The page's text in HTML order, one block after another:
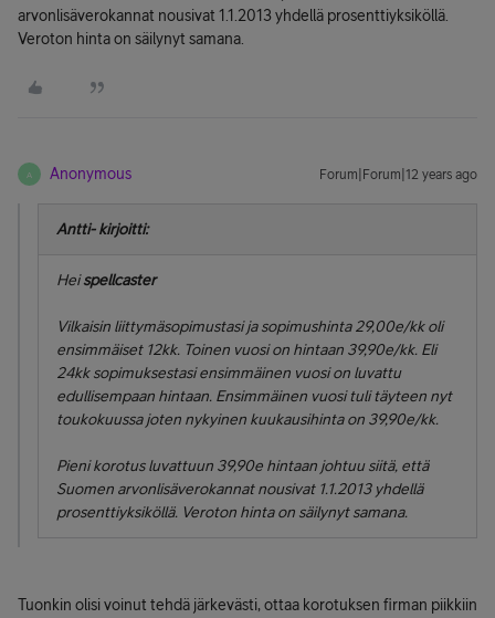
arvonlisäverokannat nousivat 1.1.2013 yhdellä prosenttiyksiköllä.
Veroton hinta on säilynyt samana.
A Anonymous Forum|Forum|12 years ago
Antti- kirjoitti:
Heispellcaster
Vilkaisin liittymäsopimustasi ja sopimushinta 29,00e/kk oli
ensimmäiset 12kk. Toinen vuosi on hintaan 39,90e/kk. Eli
24kk sopimuksestasi ensimmäinen vuosi on luvattu
edullisempaan hintaan. Ensimmäinen vuosi tuli täyteen nyt
toukokuussa joten nykyinen kuukausihinta on 39,90e/kk.
Pieni korotus luvattuun 39,90e hintaan johtuu siitä, että
Suomen arvonlisäverokannat nousivat 1.1.2013 yhdellä
prosenttiyksiköllä. Veroton hinta on säilynyt samana.
Tuonkin olisi voinut tehdä järkevästi, ottaa korotuksen firman piikkiin